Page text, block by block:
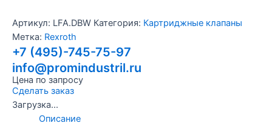
Артикул: LFA.DBW Категория: Картриджные клапаны
Метка: Rexroth
+7 (495)-745-75-97
info@promindustril.ru
Цена по запросу
Сделать заказ
Загрузка...
Описание